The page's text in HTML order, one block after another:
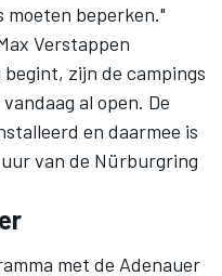
beperken."
Verstappen
zijn de campings
al open. De
en daarmee is
van de Nürburgring
met de Adenauer